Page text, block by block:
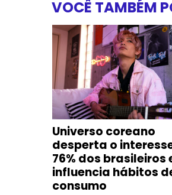
VOCÊ TAMBÉM
Universo coreano
desperta o
76% dos brasileiros
influencia hábitos
consumo